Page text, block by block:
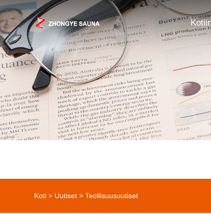
Koti > Uutiset >Teollisuusuutiset